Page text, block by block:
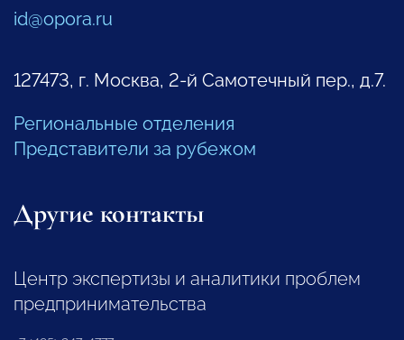
id@opora.ru
127473, г. Москва, 2-й Самотечный пер., д.7.
Региональные отделения
Представители за рубежом
Другие контакты
Центр экспертизы и аналитики проблем
предпринимательства